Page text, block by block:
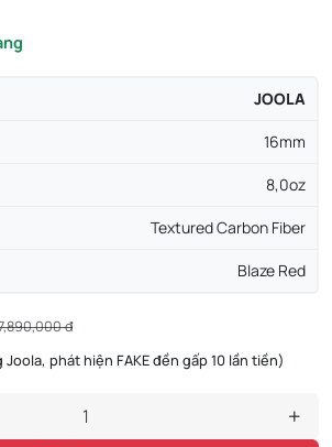
JOOLA
16mm
8,0oz
Textured Carbon Fiber
Blaze Red
đ
phát hiện FAKE đền gấp 10 lần tiền)